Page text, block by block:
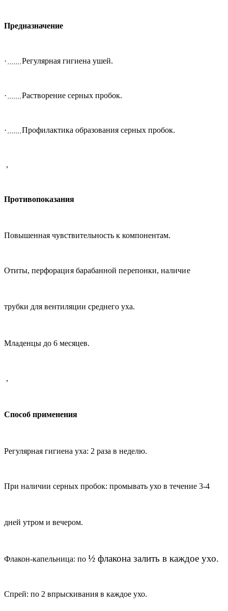
Предназначение
· , , , , , , , Регулярная гигиена ушей.
· , , , , , , , Растворение серных пробок.
· , , , , , , , Профилактика образования серных пробок.
,
Противопоказания
Повышенная чувствительность к компонентам.
Отиты, перфорация барабанной перепонки, наличие
трубки для вентиляции среднего уха.
Младенцы до 6 месяцев.
,
Способ применения
Регулярная гигиена уха: 2 раза в неделю.
При наличии серных пробок: промывать ухо в течение 3-4
дней утром и вечером.
Флакон-капельница: по ½ флакона залить в каждое ухо.
Спрей: по 2 впрыскивания в каждое ухо.